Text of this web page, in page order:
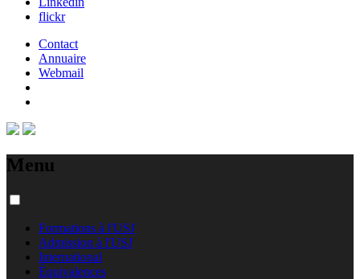
flickr
Contact
Annuaire
Webmail
Menu
Formations à l'USJ
Admission à l'USJ
International
Équivalences